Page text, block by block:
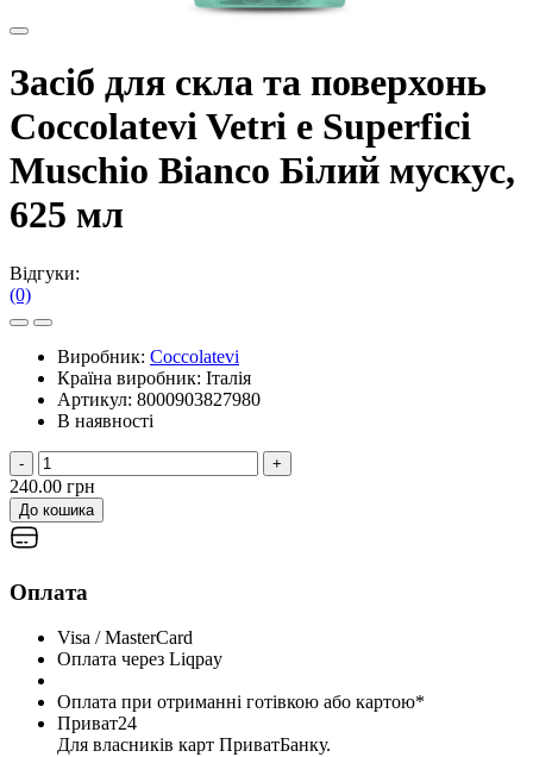
Засіб для скла та поверхонь
Coccolatevi Vetri e Superfici
Muschio Bianco Білий мускус,
625 мл
Відгуки:
(0)
Виробник: Coccolatevi
Країна виробник: Італія
Артикул: 8000903827980
В наявності
- +
240.00 грн
До кошика
Оплата
Visa / MasterCard
Оплата через Liqpay
Оплата при отриманні готівкою або картою*
Приват24
Для власників карт ПриватБанку.